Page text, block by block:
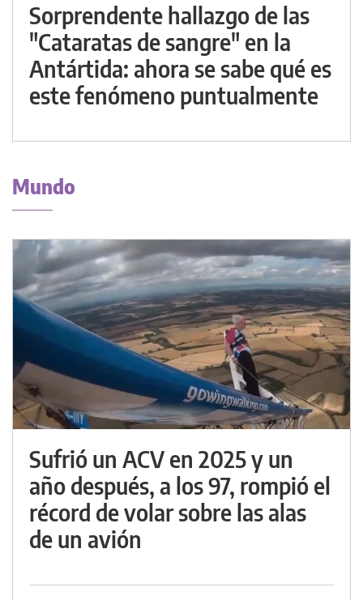
Sorprendente hallazgo de las
"Cataratas de sangre" en la
Antártida: ahora se sabe qué es
este fenómeno puntualmente
Mundo
Sufrió un ACV en 2025 y un
año después, a los 97, rompió el
récord de volar sobre las alas
de un avión